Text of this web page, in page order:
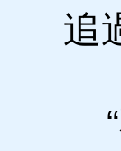
追
“